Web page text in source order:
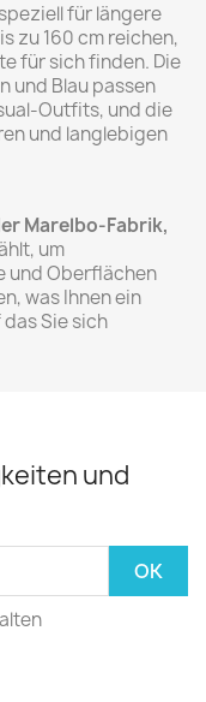
für längere
zu 160 cm reichen,
für sich finden. Die
und Blau passen
Outfits, und die
und langlebigen
Marelbo-Fabrik,
um
und Oberflächen
was Ihnen ein
Sie sich
und